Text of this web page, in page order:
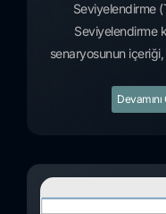
Seviyelendirme
Seviyelendirme
senaryosunun
Devamını